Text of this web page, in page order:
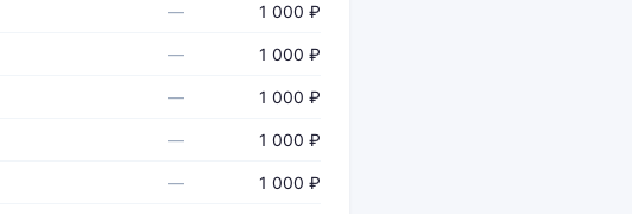
— 1 000 ₽
— 1 000 ₽
— 1 000 ₽
— 1 000 ₽
— 1 000 ₽